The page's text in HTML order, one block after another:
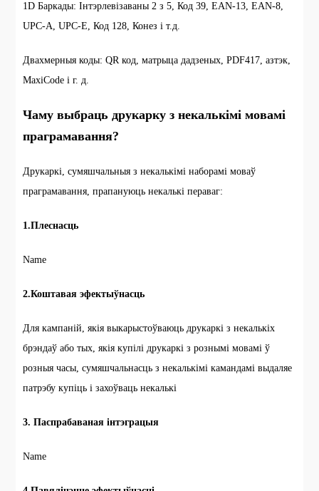
1D Баркады: Інтэрлевізаваны 2 з 5, Код 39, EAN-13, EAN-8,
UPC-A, UPC-E, Код 128, Конез і т.д.
Двахмерныя коды: QR код, матрыца дадзеных, PDF417, азтэк,
MaxiCode і г. д.
Чаму выбраць друкарку з некалькімі мовамі
праграмавання?
Друкаркі, сумяшчальныя з некалькімі наборамі моваў
праграмавання, прапануюць некалькі пераваг:
1.Плеснасць
Name
2.Коштавая эфектыўнасць
Для кампаній, якія выкарыстоўваюць друкаркі з некалькіх
брэндаў або тых, якія купілі друкаркі з рознымі мовамі ў
розныя часы, сумяшчальнасць з некалькімі камандамі выдаляе
патрэбу купіць і захоўваць некалькі
3. Паспрабаваная інтэграцыя
Name